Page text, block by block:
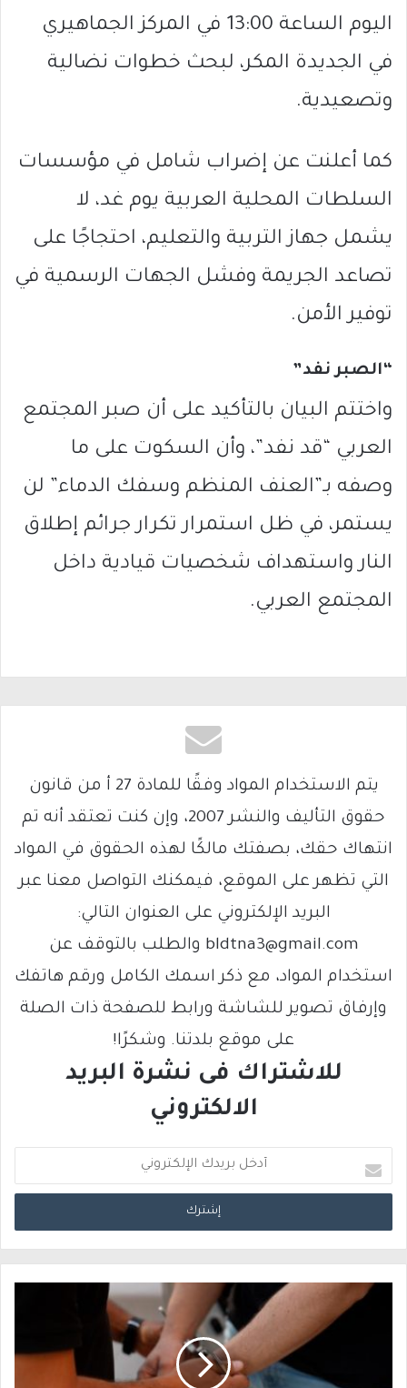
اليوم الساعة 13:00 في المركز الجماهيري
في الجديدة المكر، لبحث خطوات نضالية
وتصعيدية.
كما أعلنت عن إضراب شامل في مؤسسات
السلطات المحلية العربية يوم غد، لا
يشمل جهاز التربية والتعليم، احتجاجًا على
تصاعد الجريمة وفشل الجهات الرسمية في
توفير الأمن.
“الصبر نفد”
واختتم البيان بالتأكيد على أن صبر المجتمع
العربي “قد نفد”، وأن السكوت على ما
وصفه بـ”العنف المنظم وسفك الدماء” لن
يستمر، في ظل استمرار تكرار جرائم إطلاق
النار واستهداف شخصيات قيادية داخل
المجتمع العربي.
يتم الاستخدام المواد وفقًا للمادة 27 أ من قانون
حقوق التأليف والنشر 2007، وإن كنت تعتقد أنه تم
انتهاك حقك، بصفتك مالكًا لهذه الحقوق في المواد
التي تظهر على الموقع، فيمكنك التواصل معنا عبر
البريد الإلكتروني على العنوان التالي:
bldtna3@gmail.com والطلب بالتوقف عن
استخدام المواد، مع ذكر اسمك الكامل ورقم هاتفك
وإرفاق تصوير للشاشة ورابط للصفحة ذات الصلة
على موقع بلدتنا. وشكرًا!
للاشتراك فى نشرة البريد
الالكتروني
د
خ